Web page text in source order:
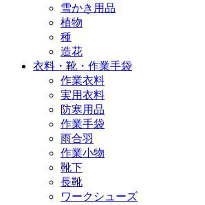
雪かき用品
植物
種
造花
衣料・靴・作業手袋
作業衣料
実用衣料
防寒用品
作業手袋
雨合羽
作業小物
靴下
長靴
ワークシューズ